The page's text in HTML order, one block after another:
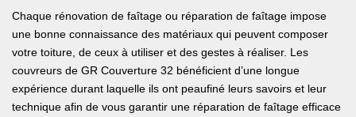
Chaque rénovation de faîtage ou réparation de faîtage impose
une bonne connaissance des matériaux qui peuvent composer
votre toiture, de ceux à utiliser et des gestes à réaliser. Les
couvreurs de GR Couverture 32 bénéficient d’une longue
expérience durant laquelle ils ont peaufiné leurs savoirs et leur
technique afin de vous garantir une réparation de faîtage efficace